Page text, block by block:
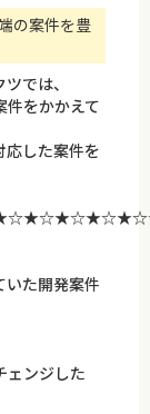
の案件を豊
では、
件をかかえて
応した案件を
た開発案件
ェンジした